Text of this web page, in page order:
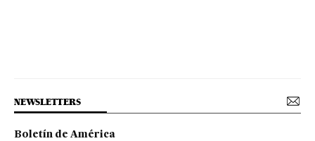
NEWSLETTERS
Boletín de América